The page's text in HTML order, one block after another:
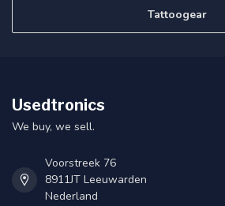
Tattoogear
Usedtronics
We buy, we sell.
Voorstreek 76
8911JT Leeuwarden
Nederland